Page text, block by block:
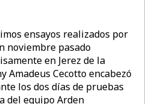
ensayos realizados por
noviembre pasado
en Jerez de la
Amadeus Cecotto encabezó
los dos días de pruebas
del equipo Arden